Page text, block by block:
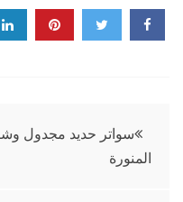
تصفّح
المقالات
سواتر حديد مجدول
المنورة